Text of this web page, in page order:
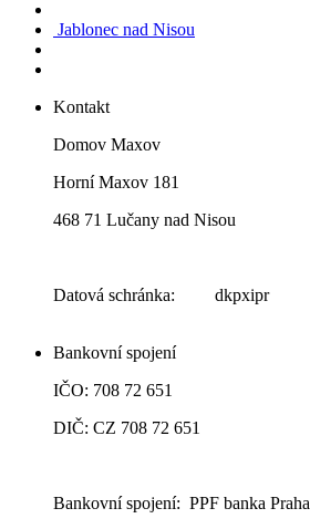
Jablonec nad Nisou
Kontakt
Domov Maxov
Horní Maxov 181
468 71 Lučany nad Nisou
Datová schránka: dkpxipr
Bankovní spojení
IČO: 708 72 651
DIČ: CZ 708 72 651
Bankovní spojení: PPF banka Praha